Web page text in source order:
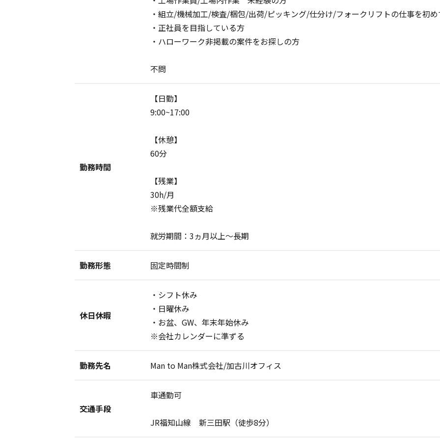
・組立/機械加工/検査/梱包/出荷/ピッキング/仕分け/フォークリフトの仕事を初
・正社員を目指している方
・ハローワーク非掲載の案件をお探しの方
不問
勤務時間
【日勤】
9:00~17:00
【休憩】
60分
【残業】
30h/月
※残業代全額支給
就労期間：3ヵ月以上～長期
勤務形態 固定時間制
休日休暇
・シフト休み
・日曜休み
・お盆、GW、年末年始休み
※会社カレンダーに準ずる
勤務先名 Man to Man株式会社/加古川オフィス
交通手段
車通勤可
JR福知山線 新三田駅（徒歩8分）